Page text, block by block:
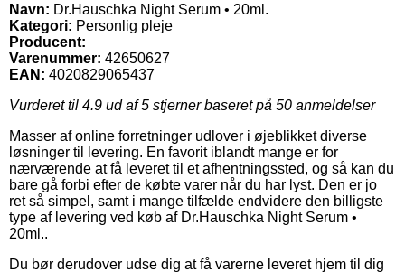
Navn: Dr.Hauschka Night Serum • 20ml.
Kategori: Personlig pleje
Producent:
Varenummer: 42650627
EAN: 4020829065437
Vurderet til 4.9 ud af 5 stjerner baseret på 50 anmeldelser
Masser af online forretninger udlover i øjeblikket diverse
løsninger til levering. En favorit iblandt mange er for
nærværende at få leveret til et afhentningssted, og så kan du
bare gå forbi efter de købte varer når du har lyst. Den er jo
ret så simpel, samt i mange tilfælde endvidere den billigste
type af levering ved køb af Dr.Hauschka Night Serum •
20ml..
Du bør derudover udse dig at få varerne leveret hjem til dig